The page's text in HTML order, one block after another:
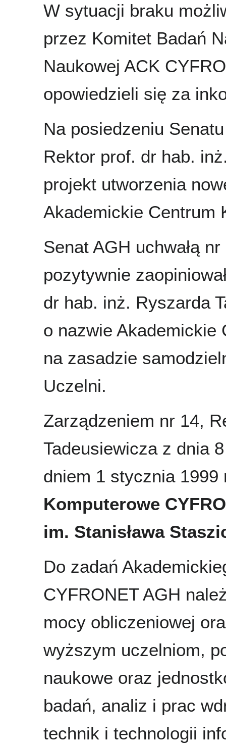
W sytuacji braku
przez Komitet Badań
Naukowej ACK
opowiedzieli się za
Na posiedzeniu
Rektor prof. dr hab.
projekt utworzenia
Akademickie Centrum
Senat AGH uchwałą
pozytywnie
dr hab. inż. Ryszarda
o nazwie Akademickie
na zasadzie
Uczelni.
Zarządzeniem nr 14,
Tadeusiewicza z dnia
dniem 1 stycznia
Komputerowe
im. Stanisława
Do zadań
CYFRONET AGH
mocy obliczeniowej
wyższym uczelniom,
naukowe oraz
badań, analiz i prac
technik i technologii